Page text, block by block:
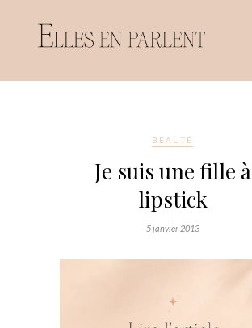
BEAUTÉ
Je suis une fille à
lipstick
5 janvier 2013